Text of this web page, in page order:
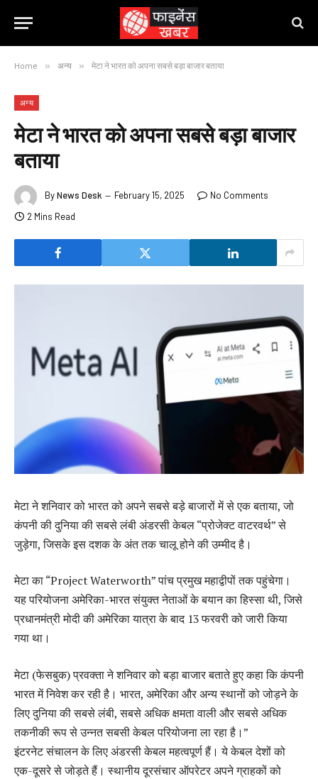
Home » अन्य » मेटा ने भारत को अपना सबसे बड़ा बाजार बताया
अन्य
मेटा ने भारत को अपना सबसे बड़ा बाजार
बताया
ByNews Desk February 15, 2025
No Comments
2 Mins Read
मेटा ने शनिवार को भारत को अपने सबसे बड़े बाजारों में से एक बताया, जो
कंपनी की दुनिया की सबसे लंबी अंडरसी केबल “प्रोजेक्ट वाटरवर्थ” से
जुड़ेगा, जिसके इस दशक के अंत तक चालू होने की उम्मीद है।
मेटा का “Project Waterworth” पांच प्रमुख महाद्वीपों तक पहुंचेगा।
यह परियोजना अमेरिका-भारत संयुक्त नेताओं के बयान का हिस्सा थी, जिसे
प्रधानमंत्री मोदी की अमेरिका यात्रा के बाद 13 फरवरी को जारी किया
गया था।
मेटा (फेसबुक) प्रवक्ता ने शनिवार को बड़ा बाजार बताते हुए कहा कि कंपनी
भारत में निवेश कर रही है। भारत, अमेरिका और अन्य स्थानों को जोड़ने के
लिए दुनिया की सबसे लंबी, सबसे अधिक क्षमता वाली और सबसे अधिक
तकनीकी रूप से उन्नत सबसी केबल परियोजना ला रहा है।”
इंटरनेट संचालन के लिए अंडरसी केबल महत्वपूर्ण हैं। ये केबल देशों को
एक-दूसरे से जोड़ते हैं। स्थानीय दूरसंचार ऑपरेटर अपने ग्राहकों को